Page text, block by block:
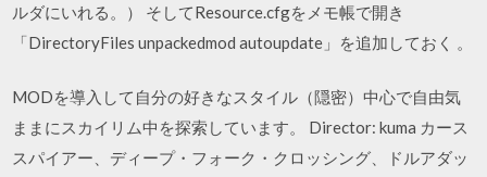
ルダにいれる。） そしてResource.cfgをメモ帳で開き
「DirectoryFiles unpackedmod autoupdate」を追加しておく 。
MODを導入して自分の好きなスタイル（隠密）中心で自由気
ままにスカイリム中を探索しています。 Director: kuma カース
スパイアー、ディープ・フォーク・クロッシング、ドルアダッ